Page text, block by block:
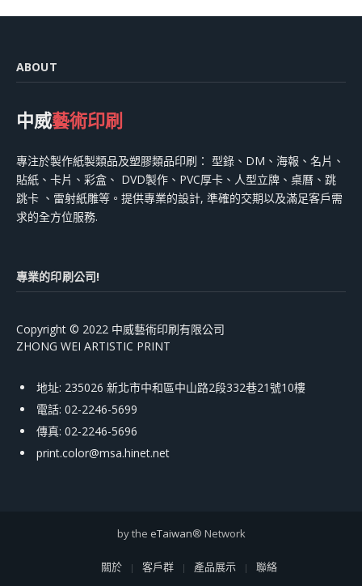
ABOUT
中威藝術印刷
專注於製作紙製類品及塑膠類品印刷： 型錄、DM、海報、名片、
貼紙、卡片、彩盒、 DVD製作、PVC厚卡、人型立牌、桌曆、跳
跳卡 、雷射紙雕等。提供專業的設計, 準確的交期以及滿足客戶需
求的全方位服務.
專業的印刷公司!
Copyright © 2022 中威藝術印刷有限公司
ZHONG WEI ARTISTIC PRINT
地址: 235026 新北市中和區中山路2段332巷21號10樓
電話: 02-2246-5699
傳真: 02-2246-5696
print.color@msa.hinet.net
by the eTaiwan® Network
關於 客戶群 產品展示 聯絡